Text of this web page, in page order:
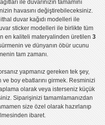
ile duvarınızın tamamını
havasını değiştirebileceksiniz.
ithal duvar kağıdı modelleri ile
sticker modelleri ile birlikte tüm
en kaliteli materyalinden üretilen 3
ve dünyanın öbür ucunu
tam zamanı.
yapmanız gereken tek şey,
boy ebatlarını girmek. Resminizi
olarak veya isterseniz küçük
Siparişinizi tamamlamanızdan
size özel olarak hazırlanıp
ibaret.